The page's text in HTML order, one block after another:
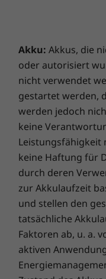
auf das
An-/Aus-
Sicherheit mit
einem
schnelle Laden
ermöglicht es
und
Arbeitsbereichs.
*Den
Sie unter
WEITERE
Vorinstallierte
Lenovo Vantage
McAfee LiveSafe™
Microsoft 365
Windows 11 Home/Pro
Lieferumfang
IdeaPad Slim 3i Gen
65 W Netzteil
Akku: Akkus, die
oder autorisiert
nicht verwendet
gestartet werden,
werden jedoch
keine
Leistungsfähigkeit
keine Haftung für
durch deren
zur Akkulaufzeit
und stellen den
tatsächliche
Faktoren ab, u. a.
aktiven